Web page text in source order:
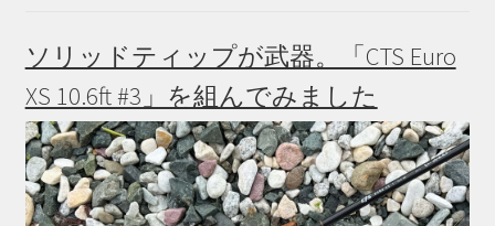
ソリッドティップが武器。「CTS Euro
XS 10.6ft #3」を組んでみました